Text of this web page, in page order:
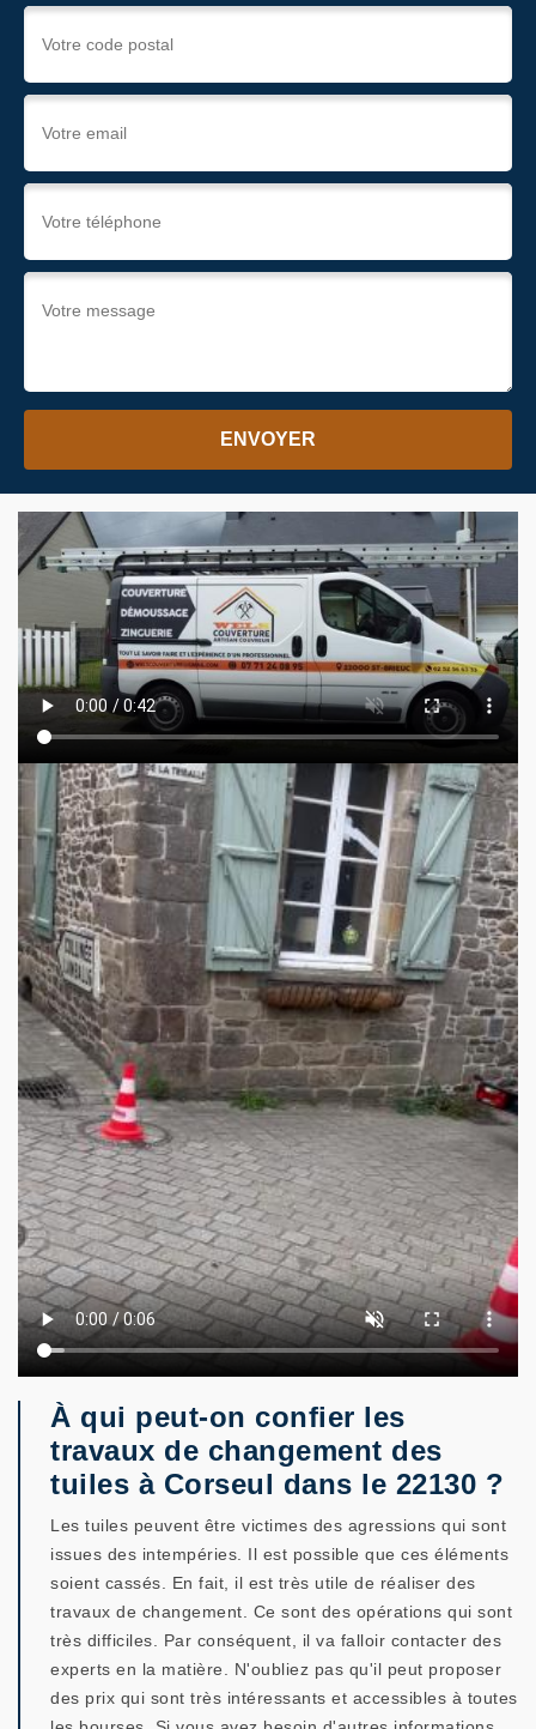
À qui peut-on confier les
travaux de changement des
tuiles à Corseul dans le 22130 ?
Les tuiles peuvent être victimes des agressions qui sont
issues des intempéries. Il est possible que ces éléments
soient cassés. En fait, il est très utile de réaliser des
travaux de changement. Ce sont des opérations qui sont
très difficiles. Par conséquent, il va falloir contacter des
experts en la matière. N'oubliez pas qu'il peut proposer
des prix qui sont très intéressants et accessibles à toutes